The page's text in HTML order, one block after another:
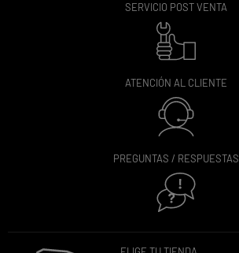
SERVICIO POST VENTA
ATENCIÓN AL CLIENTE
PREGUNTAS / RESPUESTAS